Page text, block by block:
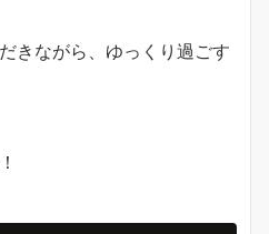
きながら、ゆっくり過ごす